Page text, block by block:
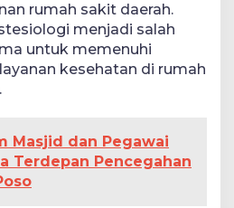
rumah sakit daerah.
menjadi salah
untuk memenuhi
kesehatan di rumah
Masjid dan Pegawai
Terdepan Pencegahan